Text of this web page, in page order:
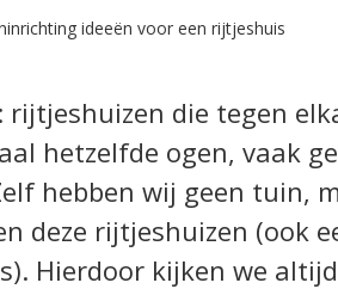
ideeën voor een rijtjeshuis
rijtjeshuizen die tegen
hetzelfde ogen, vaak
hebben wij geen tuin,
deze rijtjeshuizen (ook
Hierdoor kijken we